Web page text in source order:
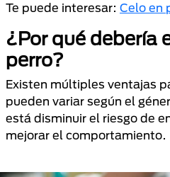
Te puede interesar: Celo en
¿Por qué debería
perro?
Existen múltiples ventajas
pueden variar según el
está disminuir el riesgo de
mejorar el comportamiento.